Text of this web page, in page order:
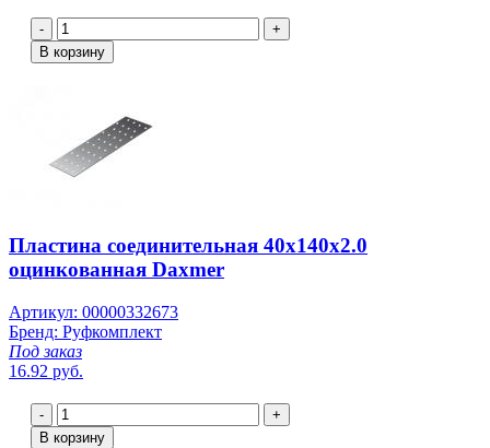
-
+
В корзину
Пластина соединительная 40х140х2.0
оцинкованная Daxmer
Артикул: 00000332673
Бренд: Руфкомплект
Под заказ
16.92 руб.
-
+
В корзину